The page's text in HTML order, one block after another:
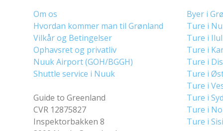
Om os
Hvordan kommer man til Grønland
Vilkår og Betingelser
Ophavsret og privatliv
Nuuk Airport (GOH/BGGH)
Shuttle service i Nuuk
Guide to Greenland
CVR 12875827
Inspektorbakken 8
Byer i
Ture i
Ture i
Ture i
Ture i
Ture i
Ture i
Ture i
Ture i
Ture i